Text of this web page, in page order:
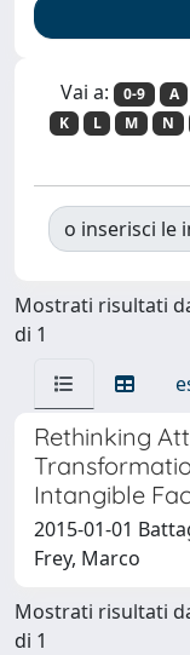
Vai a: 0-9 A
K
L M N
o inserisci le
Mostrati risultati
di 1
Rethinking
Intangible
2015-01-01
Frey, Marco
Mostrati risultati
di 1